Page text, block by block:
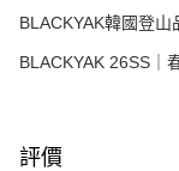
BLACKYAK韓國登山
BLACKYAK 26SS｜
評價